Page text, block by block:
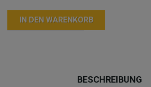
IN DEN WARENKORB
BESCHREIBUNG